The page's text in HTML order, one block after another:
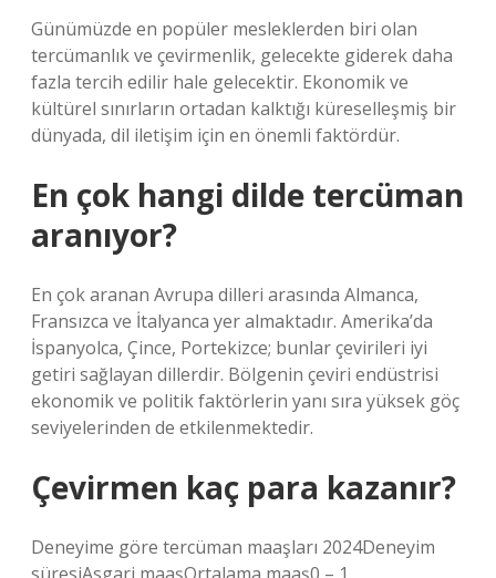
Günümüzde en popüler mesleklerden biri olan
tercümanlık ve çevirmenlik, gelecekte giderek daha
fazla tercih edilir hale gelecektir. Ekonomik ve
kültürel sınırların ortadan kalktığı küreselleşmiş bir
dünyada, dil iletişim için en önemli faktördür.
En çok hangi dilde tercüman
aranıyor?
En çok aranan Avrupa dilleri arasında Almanca,
Fransızca ve İtalyanca yer almaktadır. Amerika’da
İspanyolca, Çince, Portekizce; bunlar çevirileri iyi
getiri sağlayan dillerdir. Bölgenin çeviri endüstrisi
ekonomik ve politik faktörlerin yanı sıra yüksek göç
seviyelerinden de etkilenmektedir.
Çevirmen kaç para kazanır?
Deneyime göre tercüman maaşları 2024Deneyim